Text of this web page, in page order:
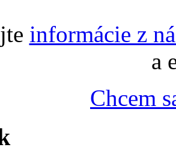
informácie z
a
Chcem